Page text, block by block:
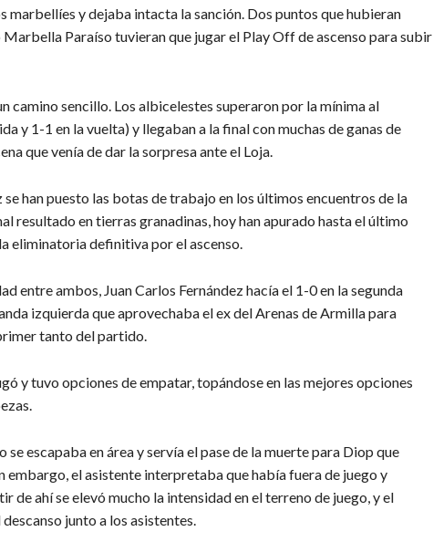
marbellíes y dejaba intacta la sanción. Dos puntos que hubieran
Paraíso tuvieran que jugar el Play Off de ascenso para subir
camino sencillo. Los albicelestes superaron por la mínima al
y 1-1 en la vuelta) y llegaban a la final con muchas de ganas de
que venía de dar la sorpresa ante el Loja.
se han puesto las botas de trabajo en los últimos encuentros de la
resultado en tierras granadinas, hoy han apurado hasta el último
eliminatoria definitiva por el ascenso.
entre ambos, Juan Carlos Fernández hacía el 1-0 en la segunda
izquierda que aprovechaba el ex del Arenas de Armilla para
tanto del partido.
y tuvo opciones de empatar, topándose en las mejores opciones
se escapaba en área y servía el pase de la muerte para Diop que
embargo, el asistente interpretaba que había fuera de juego y
de ahí se elevó mucho la intensidad en el terreno de juego, y el
junto a los asistentes.